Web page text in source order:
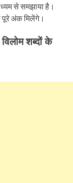
से समझाया है।
पूरे अंक मिलेंगे।
शब्दों के